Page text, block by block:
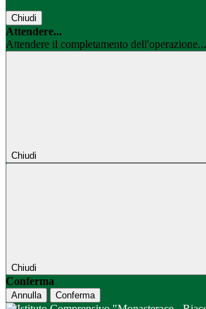
Chiudi
Attendere...
Attendere il completamento dell'operazione...
Chiudi
Chiudi
Conferma
Annulla Conferma